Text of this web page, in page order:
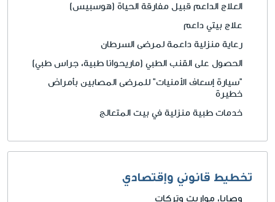
العلاج الداعم قبيل مفارقة الحياة (هوسبيس)
علاج بيتي داعم
رعاية منزلية داعمة لمرضى السرطان
الحصول على القنب الطبي (ماريحوانا طبية، جراس طبي)
"سيارة إسعاف الأمنيات" للمرضى المصابين بأمراض
خطيرة
خدمات طبية منزلية في بيت المتعالج
تخطيط قانوني وإقتصادي
وصايا، مواريث وتِركات